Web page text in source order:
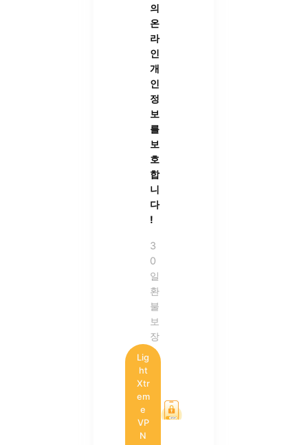
의
온
라
인
개
인
정
보
를
보
호
합
니
다
!
3
0
일
환
불
보
장
Lig
ht
Xtr
em
e
VP
N